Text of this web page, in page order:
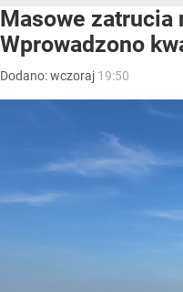
Masowe zatrucia
Wprowadzono
Dodano:wczoraj 19:50